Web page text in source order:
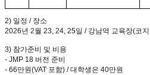
2) 일정 / 장소
2026년 2월 23, 24, 25일 / 강남역 교육장(코
3) 참가준비 및 비용
- JMP 18 버전 준비
- 66만원(VAT 포함) /대학생은 40만원